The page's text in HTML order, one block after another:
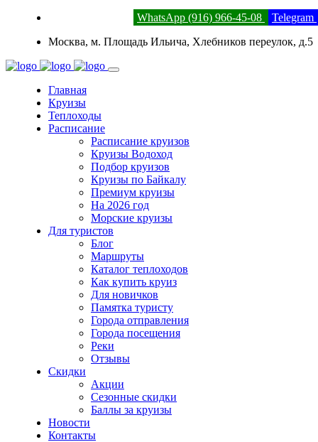
WhatsApp (916) 966-45-08
Telegram
Москва, м. Площадь Ильича, Хлебников переулок, д.5
Главная
Круизы
Теплоходы
Расписание
Расписание круизов
Круизы Водоход
Подбор круизов
Круизы по Байкалу
Премиум круизы
На 2026 год
Морские круизы
Для туристов
Блог
Маршруты
Каталог теплоходов
Как купить круиз
Для новичков
Памятка туристу
Города отправления
Города посещения
Реки
Отзывы
Скидки
Акции
Сезонные скидки
Баллы за круизы
Новости
Контакты